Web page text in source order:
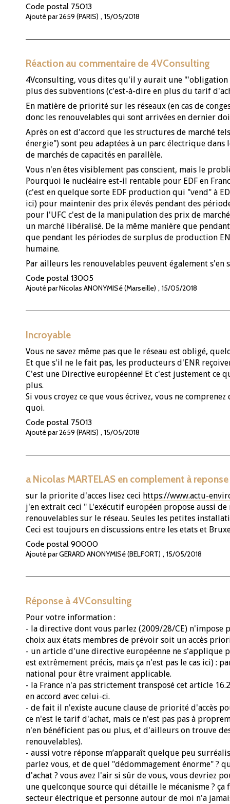
Code postal 75013
Ajouté par 2659 (PARIS) , 15/05/2018
Réaction au commentaire de 4VConsulting
4Vconsulting, vous dites qu'il y aurait une
plus des subventions (c'est-à-dire en plus du tarif
En matière de priorité sur les réseaux (en cas de
donc les renouvelables qui sont arrivées en dernier
Après on est d'accord que les structures de marché
énergie") sont peu adaptées à un parc électrique
de marchés de capacités en parallèle.
Vous n'en êtes visiblement pas conscient, mais le
Pourquoi le nucléaire est-il rentable pour EDF en
(c'est en quelque sorte EDF production qui "vend" à
ici) pour maintenir des prix élevés pendant des
pour l'UFC c'est de la manipulation des prix de
un marché libéralisé. De la même manière que
que pendant les périodes de surplus de production
humaine.
Par ailleurs les renouvelables peuvent également
Code postal 13005
Ajouté par Nicolas ANONYMISé (Marseille) , 15/05/2018
Incroyable
Vous ne savez même pas que le réseau est obligé,
Et que s'il ne le fait pas, les producteurs d'ENR
C'est une Directive européenne! Et c'est justement ce
plus.
Si vous croyez ce que vous écrivez, vous ne
quoi.
Code postal 75013
Ajouté par 2659 (PARIS) , 15/05/2018
a Nicolas MARTELAS en complement à
sur la priorite d'acces lisez ceci https://www.actu-
j'en extrait ceci " L'exécutif européen propose aussi
renouvelables sur le réseau. Seules les petites
Ceci est toujours en discussions entre les etats et
Code postal 90000
Ajouté par GERARD ANONYMISé (BELFORT) , 15/05/2018
Réponse à 4VConsulting
Pour votre information :
- la directive dont vous parlez (2009/28/CE) n'impose
choix aux états membres de prévoir soit un accès
- un article d'une directive européenne ne s'applique
est extrêmement précis, mais ça n'est pas le cas ici) :
national pour être vraiment applicable.
- la France n'a pas strictement transposé cet article
en accord avec celui-ci.
- de fait il n'existe aucune clause de priorité d'accès
ce n'est le tarif d'achat, mais ce n'est pas pas à
n'en bénéficient pas ou plus, et d'ailleurs on trouve
renouvelables).
- aussi votre réponse m’apparaît quelque peu
parlez vous, et de quel "dédommagement énorme" ?
d'achat ? vous avez l'air si sûr de vous, vous devriez
une quelconque source qui détaille le mécanisme ?
secteur électrique et personne autour de moi n'a